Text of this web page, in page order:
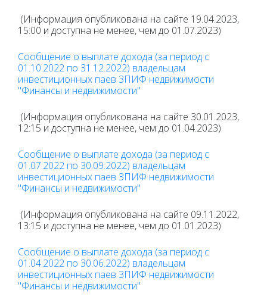
(Информация опубликована на сайте 19.04.2023,
15:00 и доступна не менее, чем до 01.07.2023)
Сообщение о выплате дохода (за период с
01.10.2022 по 31.12.2022) владельцам
инвестиционных паев ЗПИФ недвижимости
"Финансы и недвижимости"
(Информация опубликована на сайте 30.01.2023,
12:15 и доступна не менее, чем до 01.04.2023)
Сообщение о выплате дохода (за период с
01.07.2022 по 30.09.2022) владельцам
инвестиционных паев ЗПИФ недвижимости
"Финансы и недвижимости"
(Информация опубликована на сайте 09.11.2022,
13:15 и доступна не менее, чем до 01.01.2023)
Сообщение о выплате дохода (за период с
01.04.2022 по 30.06.2022) владельцам
инвестиционных паев ЗПИФ недвижимости
"Финансы и недвижимости"